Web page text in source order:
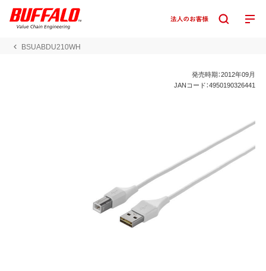
BSUABDU210WH
発売時期：2012年09月
JANコード：4950190326441